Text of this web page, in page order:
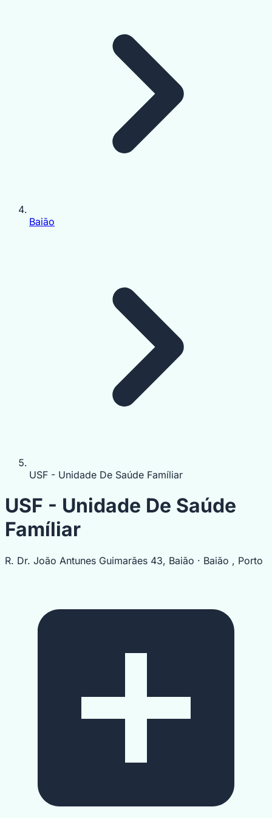
Baião
USF - Unidade De Saúde Famíliar
USF - Unidade De Saúde
Famíliar
R. Dr. João Antunes Guimarães 43, Baião · Baião , Porto